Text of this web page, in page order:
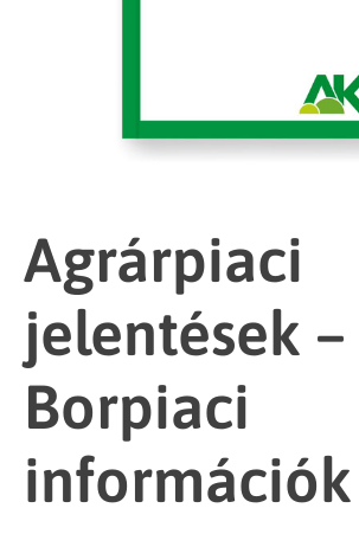
Agrárpiaci
jelentések –
Borpiaci
információk